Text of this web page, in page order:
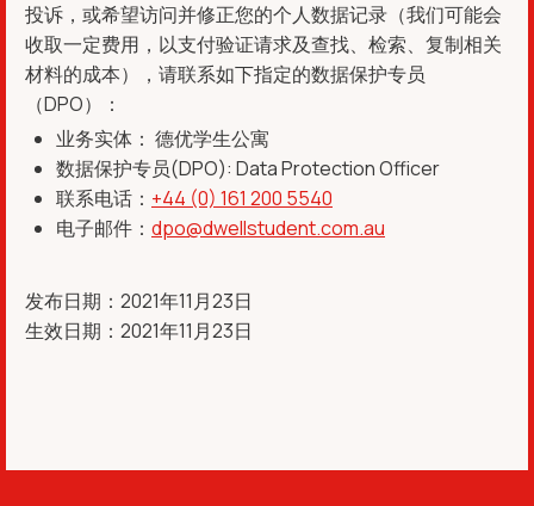
投诉，或希望访问并修正您的个人数据记录（我们可能会
收取一定费用，以支付验证请求及查找、检索、复制相关
材料的成本），请联系如下指定的数据保护专员
（DPO）：
业务实体： 德优学生公寓
数据保护专员(DPO): Data Protection Officer
联系电话： +44 (0) 161 200 5540
电子邮件： dpo@dwellstudent.com.au
发布日期：2021年11月23日
生效日期：2021年11月23日